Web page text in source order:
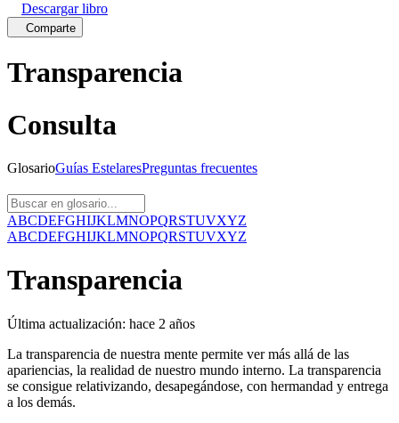
Descargarlibro
Comparte
Transparencia
Consulta
GlosarioGuías EstelaresPreguntas frecuentes
ABCDEFGHIJKLMNOPQRSTUVXYZ
ABCDEFGHIJKLMNOPQRSTUVXYZ
Transparencia
Última actualización: hace 2 años
La transparencia de nuestra mente permite ver más allá de las
apariencias, la realidad de nuestro mundo interno. La transparencia
se consigue relativizando, desapegándose, con hermandad y entrega
a los demás.